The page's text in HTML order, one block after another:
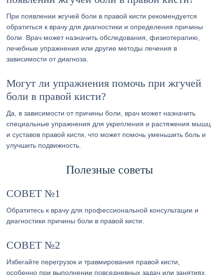
При появлении жгучей боли в правой кисти рекомендуется
обратиться к врачу для диагностики и определения причины
боли. Врач может назначить обследования, физиотерапию,
лечебные упражнения или другие методы лечения в
зависимости от диагноза.
Могут ли упражнения помочь при жгучей
боли в правой кисти?
Да, в зависимости от причины боли, врач может назначить
специальные упражнения для укрепления и растяжения мышц
и суставов правой кисти, что может помочь уменьшить боль и
улучшить подвижность.
Полезные советы
СОВЕТ №1
Обратитесь к врачу для профессиональной консультации и
диагностики причины боли в правой кисти.
СОВЕТ №2
Избегайте перегрузок и травмирования правой кисти,
особенно при выполнении повседневных задач или занятиях